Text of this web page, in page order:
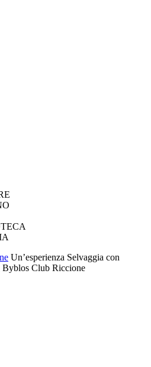
Un’esperienza Selvaggia con
Club Riccione